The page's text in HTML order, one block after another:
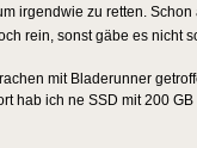
irgendwie zu retten.
rein, sonst gäbe es nicht
mit Bladerunner
hab ich ne SSD mit 200